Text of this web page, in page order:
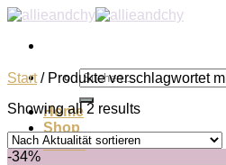
Zum
springen
Suchen
nach:
Home
Shop
About
Start /Produkte verschlagwortet
Showing all 2 results
-34%